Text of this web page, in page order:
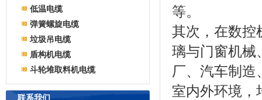
低温电缆
弹簧螺旋电缆
垃圾吊电缆
盾构机电缆
斗轮堆取料机电缆
联系我们
等。
其次，在数控
璃与门窗机械
厂、汽车制造
室内外环境，